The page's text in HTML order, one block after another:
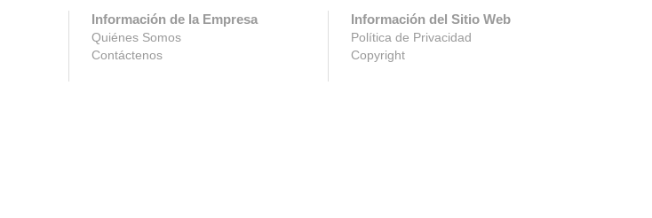
Información de la Empresa
Quiénes Somos
Contáctenos
Información del Sitio Web
Política de Privacidad
Copyright